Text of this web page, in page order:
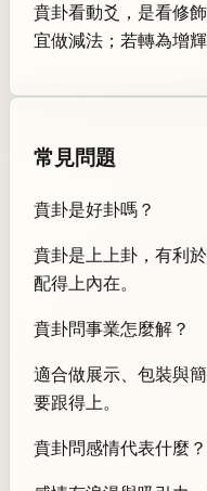
賁卦看動爻，是看修
宜做減法；若轉為增
常見問題
賁卦是好卦嗎？
賁卦是上上卦，有利
配得上內在。
賁卦問事業怎麼解？
適合做展示、包裝與
要跟得上。
賁卦問感情代表什麼？